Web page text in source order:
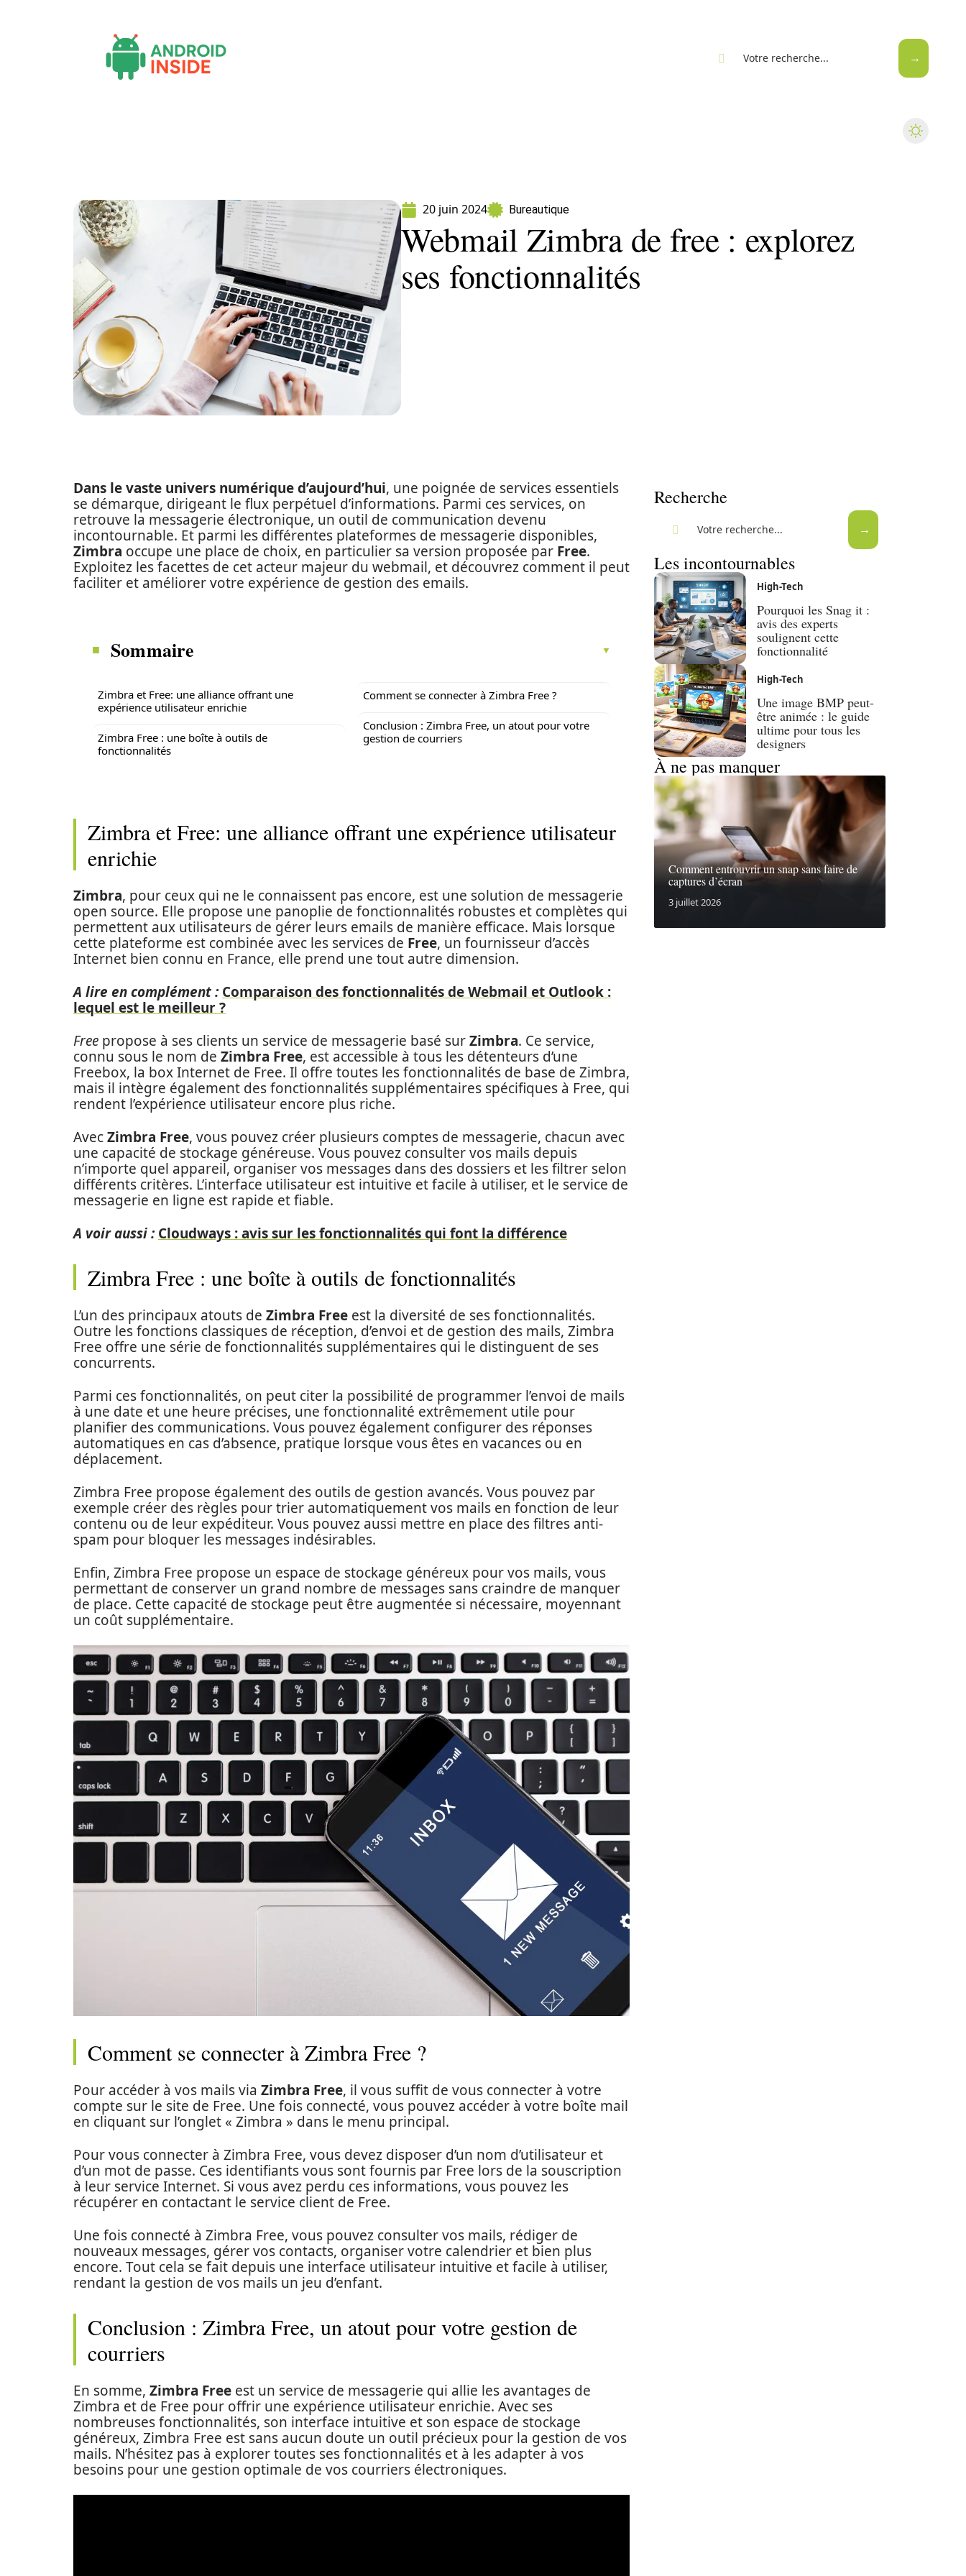
20 juin 2024 Bureautique
Webmail Zimbra de free : explorez
ses fonctionnalités
Dans le vaste univers numérique d’aujourd’hui, une poignée de services essentiels
se démarque, dirigeant le flux perpétuel d’informations. Parmi ces services, on
retrouve la messagerie électronique, un outil de communication devenu
incontournable. Et parmi les différentes plateformes de messagerie disponibles,
Zimbra occupe une place de choix, en particulier sa version proposée par Free.
Exploitez les facettes de cet acteur majeur du webmail, et découvrez comment il peut
faciliter et améliorer votre expérience de gestion des emails.
Sommaire
Zimbra et Free: une alliance offrant une
expérience utilisateur enrichie
Zimbra Free : une boîte à outils de
fonctionnalités
Comment se connecter à Zimbra Free ?
Conclusion : Zimbra Free, un atout pour votre
gestion de courriers
Zimbra et Free: une alliance offrant une expérience utilisateur
enrichie
Zimbra, pour ceux qui ne le connaissent pas encore, est une solution de messagerie
open source. Elle propose une panoplie de fonctionnalités robustes et complètes qui
permettent aux utilisateurs de gérer leurs emails de manière efficace. Mais lorsque
cette plateforme est combinée avec les services de Free, un fournisseur d’accès
Internet bien connu en France, elle prend une tout autre dimension.
A lire en complément : Comparaison des fonctionnalités de Webmail et Outlook :
lequel est le meilleur ?
Free propose à ses clients un service de messagerie basé surZimbra. Ce service,
connu sous le nom de Zimbra Free, est accessible à tous les détenteurs d’une
Freebox, la box Internet de Free. Il offre toutes les fonctionnalités de base de Zimbra,
mais il intègre également des fonctionnalités supplémentaires spécifiques à Free, qui
rendent l’expérience utilisateur encore plus riche.
AvecZimbra Free, vous pouvez créer plusieurs comptes de messagerie, chacun avec
une capacité de stockage généreuse. Vous pouvez consulter vos mails depuis
n’importe quel appareil, organiser vos messages dans des dossiers et les filtrer selon
différents critères. L’interface utilisateur est intuitive et facile à utiliser, et le service de
messagerie en ligne est rapide et fiable.
A voir aussi : Cloudways : avis sur les fonctionnalités qui font la différence
Zimbra Free : une boîte à outils de fonctionnalités
L’un des principaux atouts de Zimbra Free est la diversité de ses fonctionnalités.
Outre les fonctions classiques de réception, d’envoi et de gestion des mails, Zimbra
Free offre une série de fonctionnalités supplémentaires qui le distinguent de ses
concurrents.
Parmi ces fonctionnalités, on peut citer la possibilité de programmer l’envoi de mails
à une date et une heure précises, une fonctionnalité extrêmement utile pour
planifier des communications. Vous pouvez également configurer des réponses
automatiques en cas d’absence, pratique lorsque vous êtes en vacances ou en
déplacement.
Zimbra Free propose également des outils de gestion avancés. Vous pouvez par
exemple créer des règles pour trier automatiquement vos mails en fonction de leur
contenu ou de leur expéditeur. Vous pouvez aussi mettre en place des filtres anti-
spam pour bloquer les messages indésirables.
Enfin, Zimbra Free propose un espace de stockage généreux pour vos mails, vous
permettant de conserver un grand nombre de messages sans craindre de manquer
de place. Cette capacité de stockage peut être augmentée si nécessaire, moyennant
un coût supplémentaire.
Comment se connecter à Zimbra Free ?
Pour accéder à vos mails via Zimbra Free, il vous suffit de vous connecter à votre
compte sur le site de Free. Une fois connecté, vous pouvez accéder à votre boîte mail
en cliquant sur l’onglet « Zimbra » dans le menu principal.
Pour vous connecter à Zimbra Free, vous devez disposer d’un nom d’utilisateur et
d’un mot de passe. Ces identifiants vous sont fournis par Free lors de la souscription
à leur service Internet. Si vous avez perdu ces informations, vous pouvez les
récupérer en contactant le service client de Free.
Une fois connecté à Zimbra Free, vous pouvez consulter vos mails, rédiger de
nouveaux messages, gérer vos contacts, organiser votre calendrier et bien plus
encore. Tout cela se fait depuis une interface utilisateur intuitive et facile à utiliser,
rendant la gestion de vos mails un jeu d’enfant.
Conclusion : Zimbra Free, un atout pour votre gestion de
courriers
En somme, Zimbra Free est un service de messagerie qui allie les avantages de
Zimbra et de Free pour offrir une expérience utilisateur enrichie. Avec ses
nombreuses fonctionnalités, son interface intuitive et son espace de stockage
généreux, Zimbra Free est sans aucun doute un outil précieux pour la gestion de vos
mails. N’hésitez pas à explorer toutes ses fonctionnalités et à les adapter à vos
besoins pour une gestion optimale de vos courriers électroniques.
Recherche
Les incontournables
High-Tech
Pourquoi les Snag it :
avis des experts
soulignent cette
fonctionnalité
High-Tech
Une image BMP peut-
être animée : le guide
ultime pour tous les
designers
À ne pas manquer
Comment entrouvrir un snap sans faire de
captures d’écran
3 juillet 2026